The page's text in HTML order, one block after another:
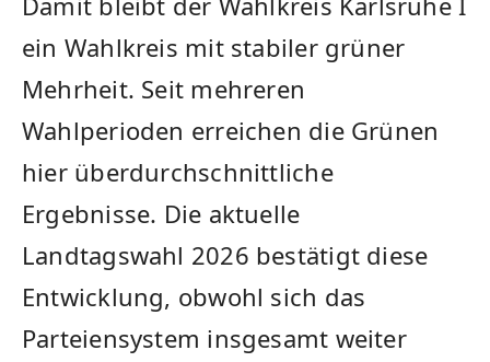
ein Wahlkreis mit stabiler grüner
Mehrheit. Seit mehreren
Wahlperioden erreichen die Grünen
hier überdurchschnittliche
Ergebnisse. Die aktuelle
Landtagswahl 2026 bestätigt diese
Entwicklung, obwohl sich das
Parteiensystem insgesamt weiter